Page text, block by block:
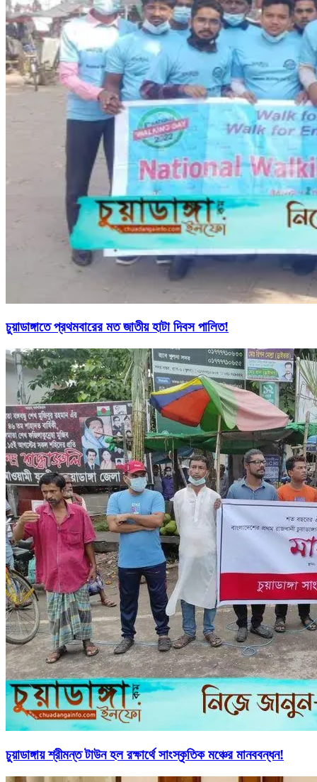
চুয়াডাঙ্গাতে প্রথমবারের মত জাতীয় হাটা দিবস পালিত!
চুয়াডাঙ্গায় শ্রীমন্ত টাউন হল রক্ষার্থে সাংস্কৃতিক মঞ্চের মানববন্ধন!